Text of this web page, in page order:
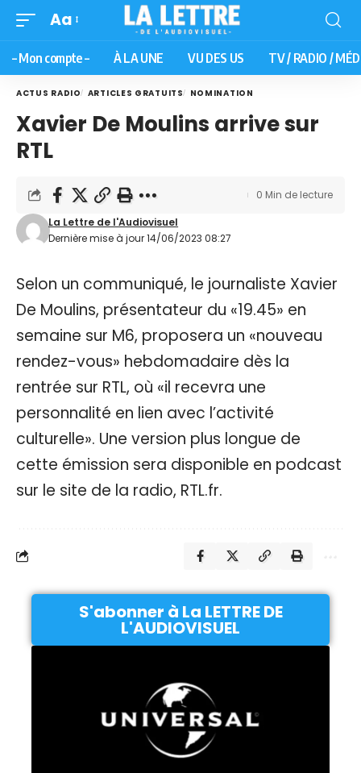
Aa
– Mon compte – À LA UNE VU DES US TV / RADIO /
ACTUS RADIO ARTICLES GRATUITS NOMINATION
Xavier De Moulins arrive sur
RTL
Dernière mise à jour 14/06/2023 08:27
La Lettre de l'Audiovisuel
0 Min de lecture
Selon un communiqué, le journaliste Xavier
De Moulins, présentateur du «19.45» en
semaine sur M6, proposera un «nouveau
rendez-vous» hebdomadaire dès la
rentrée sur RTL, où «il recevra une
personnalité en lien avec l’activité
culturelle». Une version plus longue de
cette émission sera disponible en podcast
sur le site de la radio, RTL.fr.
S'abonner à La LETTRE DE
L'AUDIOVISUEL